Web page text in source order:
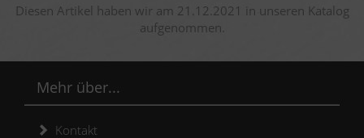
Diesen Artikel haben wir am 21.12.2021 in unseren Katalog
aufgenommen.
Mehr über...
Kontakt